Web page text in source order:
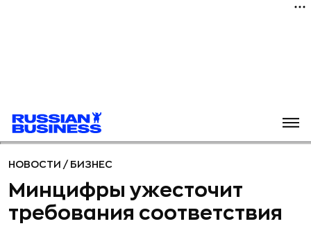
НОВОСТИ / БИЗНЕС
Минцифры ужесточит
требования соответствия